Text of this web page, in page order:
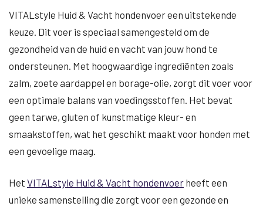
VITALstyle Huid & Vacht hondenvoer een uitstekende
keuze. Dit voer is speciaal samengesteld om de
gezondheid van de huid en vacht van jouw hond te
ondersteunen. Met hoogwaardige ingrediënten zoals
zalm, zoete aardappel en borage-olie, zorgt dit voer voor
een optimale balans van voedingsstoffen. Het bevat
geen tarwe, gluten of kunstmatige kleur- en
smaakstoffen, wat het geschikt maakt voor honden met
een gevoelige maag.
Het VITALstyle Huid & Vacht hondenvoer heeft een
unieke samenstelling die zorgt voor een gezonde en